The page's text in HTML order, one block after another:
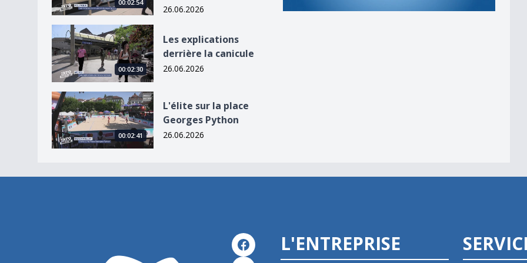
00:02:54
26.06.2026
Les explications derrière la canicule
00:02:30
Les explications
derrière la canicule
26.06.2026
L&#039;élite sur la place Georges Python
00:02:41
L'élite sur la place
Georges Python
26.06.2026
L'ENTREPRISE